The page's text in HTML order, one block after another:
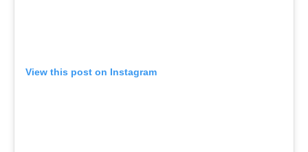
View this post on Instagram